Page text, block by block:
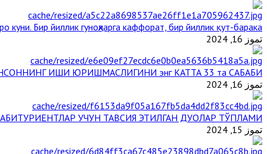
куни. Бир йиллик гуноҳларга каффорат, бир йиллик қут-барака
تموز 16, 2024
ИШИ ЮРИШМАСЛИГИНИ энг КАТТА 33 та САБАБИ
تموز 16, 2024
АБИТУРИЕНТЛАР УЧУН ТАВСИЯ ЭТИЛГАН ДУОЛАР ТЎПЛАМИ
تموز 15, 2024